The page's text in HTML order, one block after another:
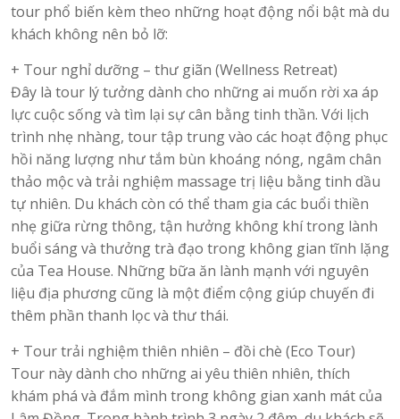
tour phổ biến kèm theo những hoạt động nổi bật mà du
khách không nên bỏ lỡ:
+ Tour nghỉ dưỡng – thư giãn (Wellness Retreat)
Đây là tour lý tưởng dành cho những ai muốn rời xa áp
lực cuộc sống và tìm lại sự cân bằng tinh thần. Với lịch
trình nhẹ nhàng, tour tập trung vào các hoạt động phục
hồi năng lượng như tắm bùn khoáng nóng, ngâm chân
thảo mộc và trải nghiệm massage trị liệu bằng tinh dầu
tự nhiên. Du khách còn có thể tham gia các buổi thiền
nhẹ giữa rừng thông, tận hưởng không khí trong lành
buổi sáng và thưởng trà đạo trong không gian tĩnh lặng
của Tea House. Những bữa ăn lành mạnh với nguyên
liệu địa phương cũng là một điểm cộng giúp chuyến đi
thêm phần thanh lọc và thư thái.
+ Tour trải nghiệm thiên nhiên – đồi chè (Eco Tour)
Tour này dành cho những ai yêu thiên nhiên, thích
khám phá và đắm mình trong không gian xanh mát của